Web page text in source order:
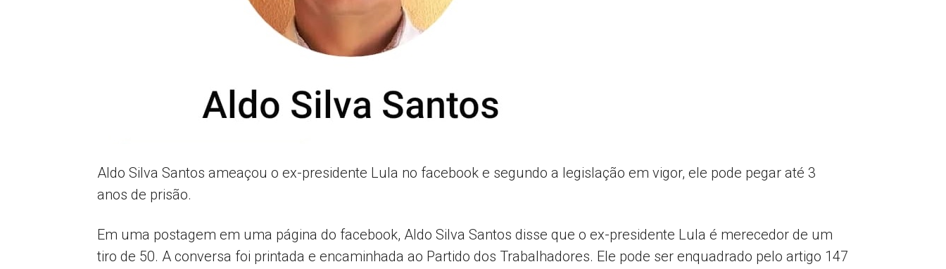
Aldo Silva Santos ameaçou o ex-presidente Lula no facebook e segundo a legislação em vigor, ele pode pegar até 3
anos de prisão.
Em uma postagem em uma página do facebook, Aldo Silva Santos disse que o ex-presidente Lula é merecedor de um
tiro de 50. A conversa foi printada e encaminhada ao Partido dos Trabalhadores. Ele pode ser enquadrado pelo artigo 147